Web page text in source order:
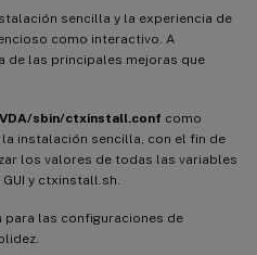
sencilla y la experiencia de
como interactivo. A
de las principales mejoras que
sbin/ctxinstall.conf como
instalación sencilla, con el fin de
los valores de todas las variables
y ctxinstall.sh.
para las configuraciones de